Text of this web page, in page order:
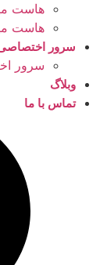
هاست
هاست
سرور
سرور
وبلاگ
تماس با ما